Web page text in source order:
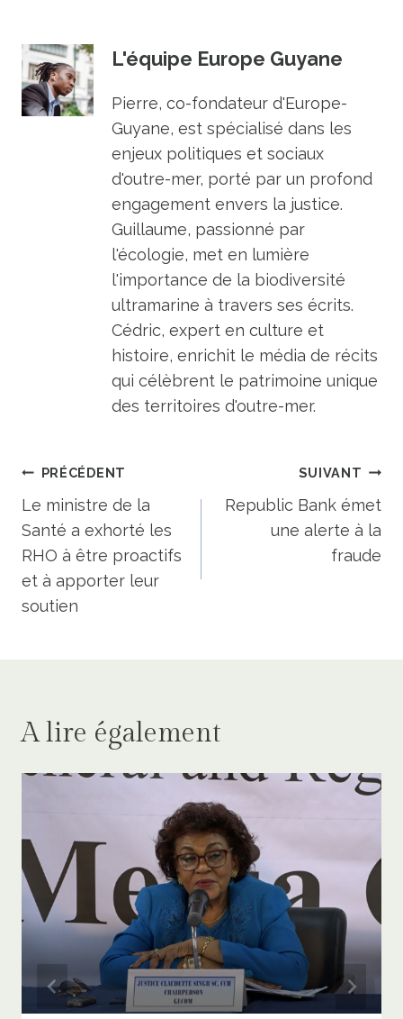
L'équipe Europe Guyane
Pierre, co-fondateur d'Europe-
Guyane, est spécialisé dans les
enjeux politiques et sociaux
d'outre-mer, porté par un profond
engagement envers la justice.
Guillaume, passionné par
l'écologie, met en lumière
l'importance de la biodiversité
ultramarine à travers ses écrits.
Cédric, expert en culture et
histoire, enrichit le média de récits
qui célèbrent le patrimoine unique
des territoires d'outre-mer.
Navigation
de
l’article
PRÉCÉDENT
Le ministre de la
Santé a exhorté les
RHO à être proactifs
et à apporter leur
soutien
SUIVANT
Republic Bank émet
une alerte à la
fraude
A lire également